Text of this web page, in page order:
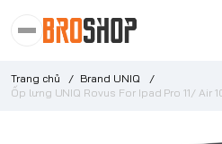
Trang chủ / Brand UNIQ
/
Ốp lưng UNIQ Rovus For Ipad Pro 11/ Air